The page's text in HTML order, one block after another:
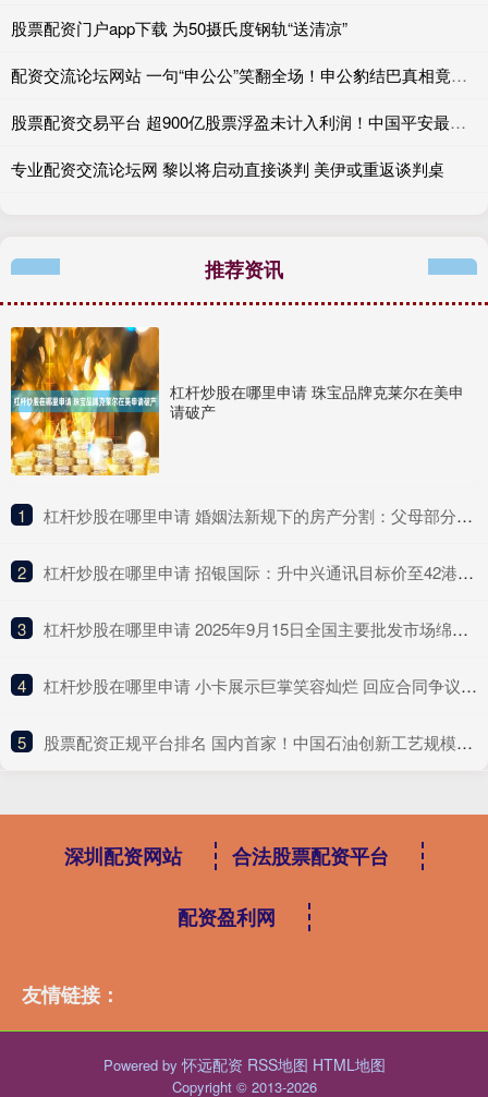
股票配资门户app下载 为50摄氏度钢轨“送清凉”
配资交流论坛网站 一句“申公公”笑翻全场！申公豹结巴真相竟是最大泪点？
股票配资交易平台 超900亿股票浮盈未计入利润！中国平安最新发声，回应业绩增长
专业配资交流论坛网 黎以将启动直接谈判 美伊或重返谈判桌
推荐资讯
杠杆炒股在哪里申请 珠宝品牌克莱尔在美申
请破产
1 ​杠杆炒股在哪里申请 婚姻法新规下的房产分割：父母部分出资房屋在子女离婚时如何分配
2 ​杠杆炒股在哪里申请 招银国际：升中兴通讯目标价至42港元 维持买入评级
3 ​杠杆炒股在哪里申请 2025年9月15日全国主要批发市场绵羊价格行情
4 ​杠杆炒股在哪里申请 小卡展示巨掌笑容灿烂 回应合同争议称‘还欠我700万’
5 ​股票配资正规平台排名 国内首家！中国石油创新工艺规模化生产高品质“工业黄金”
深圳配资网站 合法股票配资平台
配资盈利网
友情链接：
Powered by怀远配资 RSS地图 HTML地图
Copyright © 2013-2026